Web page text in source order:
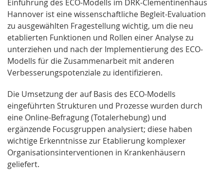
Einführung des ECO-Modells im DRK-Clementinenhaus
Hannover ist eine wissenschaftliche Begleit-Evaluation
zu ausgewählten Fragestellung wichtig, um die neu
etablierten Funktionen und Rollen einer Analyse zu
unterziehen und nach der Implementierung des ECO-
Modells für die Zusammenarbeit mit anderen
Verbesserungspotenziale zu identifizieren.
Die Umsetzung der auf Basis des ECO-Modells
eingeführten Strukturen und Prozesse wurden durch
eine Online-Befragung (Totalerhebung) und
ergänzende Focusgruppen analysiert; diese haben
wichtige Erkenntnisse zur Etablierung komplexer
Organisationsinterventionen in Krankenhäusern
geliefert.